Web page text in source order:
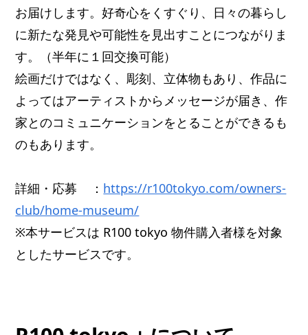
お届けします。好奇心をくすぐり、日々の暮らし
に新たな発見や可能性を見出すことにつながりま
す。（半年に１回交換可能）
絵画だけではなく、彫刻、立体物もあり、作品に
よってはアーティストからメッセージが届き、作
家とのコミュニケーションをとることができるも
のもあります。
詳細・応募 ： https://r100tokyo.com/owners-
club/home-museum/
※本サービスは R100 tokyo 物件購入者様を対象
としたサービスです。